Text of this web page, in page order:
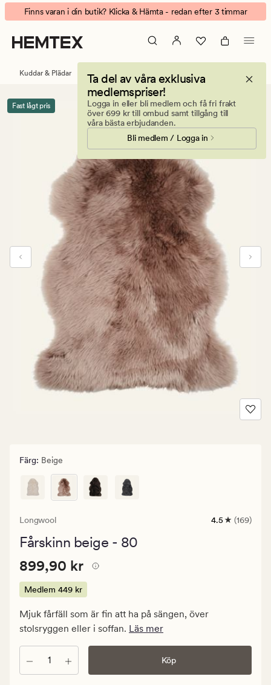
Longwool
fårskinn
beige
Animerad
banner.
Klicka
på
att
pausa.
Finns varan i din butik? Klicka & Hämta - redan efter 3 timmar
Ta del av våra exklusiva
medlemspriser!
Logga in eller bli medlem och få fri frakt
över 699 kr till ombud samt tillgång till
våra bästa erbjudanden.
Bli medlem / Logga in
Kuddar & Plädar Fårskinn
Fast lågt pris
Färg: Beige
Longwool
169
4.5 (169)
Fårskinn beige - 80
Pris
899,90
kr.
449
kr
Pris 899,90 kr
899,90 kr
Medlem 449 kr
Mjuk fårfäll som är fin att ha på sängen, över
stolsryggen eller i soffan. Läs mer
Antal Köp